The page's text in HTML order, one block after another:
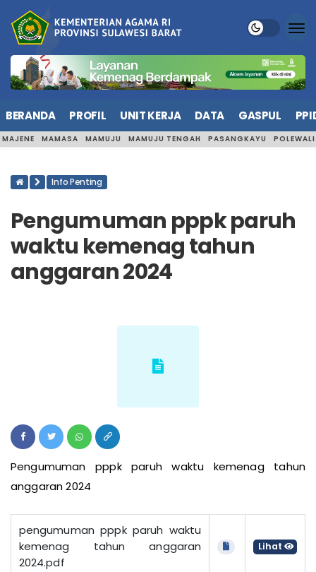
BERANDA PROFIL UNIT KERJA DATA GASPUL
MAJENE MAMASA MAMUJU MAMUJU TENGAH PASANGKAYU
Info Penting
Pengumuman pppk paruh
waktu kemenag tahun
anggaran 2024
Pengumuman pppk paruh waktu kemenag tahun
anggaran 2024
pengumuman pppk paruh waktu
kemenag tahun anggaran
2024.pdf
Lihat